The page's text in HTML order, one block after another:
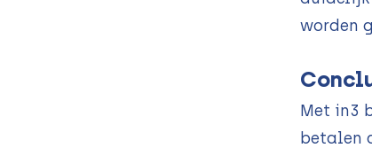
worden
Met in3
betalen